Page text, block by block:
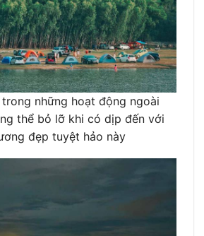
những hoạt động ngoài
thể bỏ lỡ khi có dịp đến với
đẹp tuyệt hảo này